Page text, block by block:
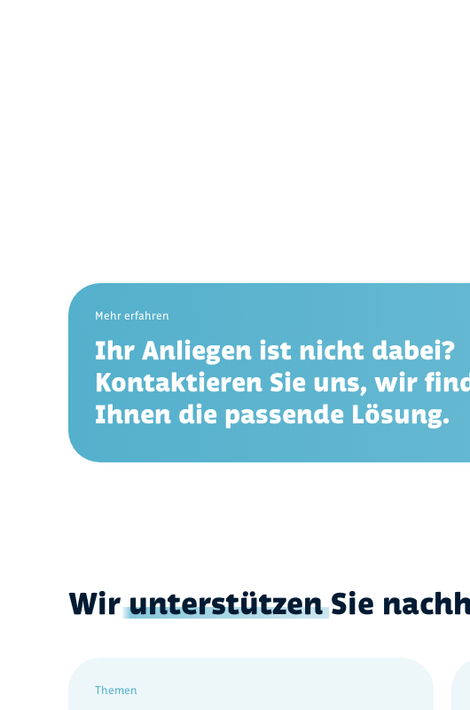
Mehr erfahren
Ihr Anliegen ist nicht dabei?
Kontaktieren Sie uns, wir
Ihnen die passende Lösung.
WirunterstützenSie
Themen